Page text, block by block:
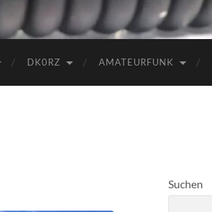
DK0RZ AMATEURFUNK
Suchen